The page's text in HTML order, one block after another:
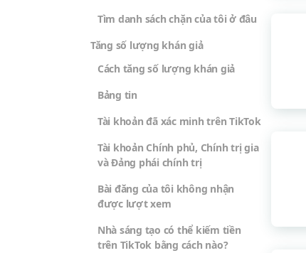
Tìm danh sách chặn của tôi ở đâu
Tăng số lượng khán giả
Cách tăng số lượng khán giả
Bảng tin
Tài khoản đã xác minh trên TikTok
Tài khoản Chính phủ, Chính trị gia
và Đảng phái chính trị
Bài đăng của tôi không nhận
được lượt xem
Nhà sáng tạo có thể kiếm tiền
trên TikTok bằng cách nào?